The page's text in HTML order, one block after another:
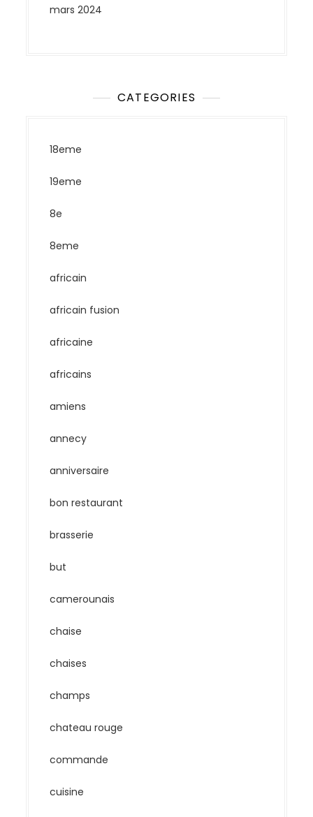
mars 2024
CATEGORIES
18eme
19eme
8e
8eme
africain
africain fusion
africaine
africains
amiens
annecy
anniversaire
bon restaurant
brasserie
but
camerounais
chaise
chaises
champs
chateau rouge
commande
cuisine